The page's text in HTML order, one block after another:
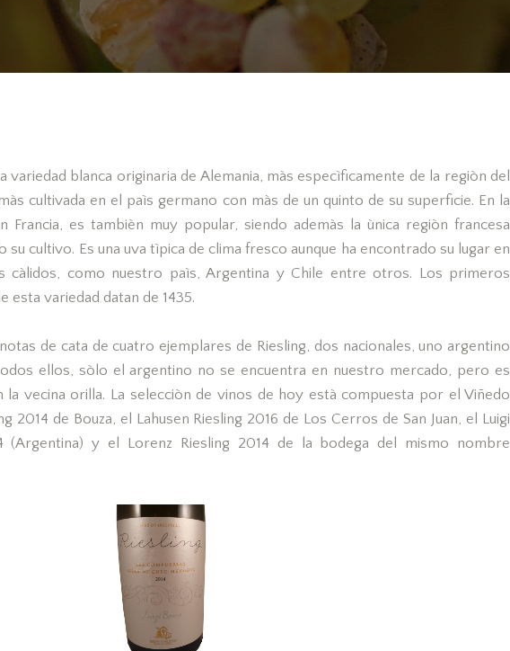
variedad blanca originaria de Alemania, màs especìficamente de la regiòn del
cultivada en el paìs germano con màs de un quinto de su superficie. En la
Francia, es tambièn muy popular, siendo ademàs la ùnica regiòn francesa
su cultivo. Es una uva tìpica de clima fresco aunque ha encontrado su lugar en
càlidos, como nuestro paìs, Argentina y Chile entre otros. Los primeros
esta variedad datan de 1435.
de cata de cuatro ejemplares de Riesling, dos nacionales, uno argentino
ellos, sòlo el argentino no se encuentra en nuestro mercado, pero es
la vecina orilla. La selecciòn de vinos de hoy està compuesta por el Viñedo
2014 de Bouza, el Lahusen Riesling 2016 de Los Cerros de San Juan, el Luigi
(Argentina) y el Lorenz Riesling 2014 de la bodega del mismo nombre